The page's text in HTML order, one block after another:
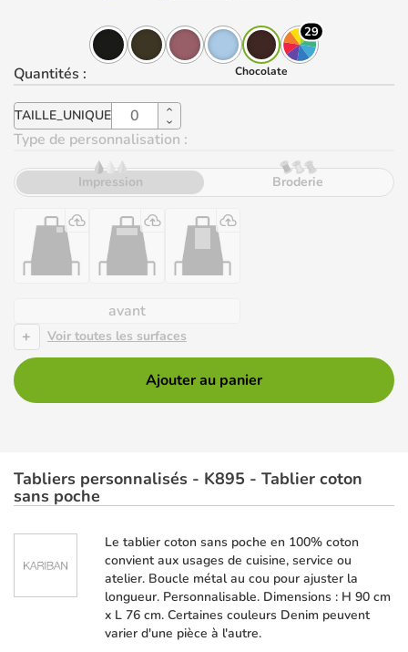
Chocolate
29
Quantités :
TAILLE_UNIQUE
Type de personnalisation :
Impression Broderie
avant
+
Voir toutes les surfaces
Ajouter au panier
Tabliers personnalisés - K895 - Tablier coton
sans poche
Le tablier coton sans poche en 100% coton
convient aux usages de cuisine, service ou
atelier. Boucle métal au cou pour ajuster la
longueur. Personnalisable. Dimensions : H 90 cm
x L 76 cm. Certaines couleurs Denim peuvent
varier d'une pièce à l'autre.